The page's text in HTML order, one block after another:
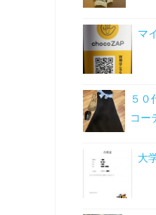
マ
５０
コー
大